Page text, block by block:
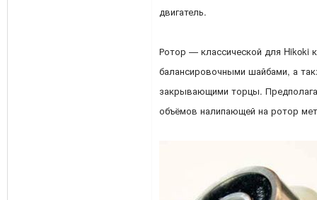
двигатель.
Ротор — классической для Hikoki
балансировочными шайбами, а
закрывающими торцы.
объёмов налипающей на ротор